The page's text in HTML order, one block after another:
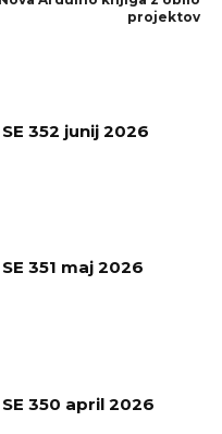
projektov
352 junij 2026
351 maj 2026
SE 350 april 2026